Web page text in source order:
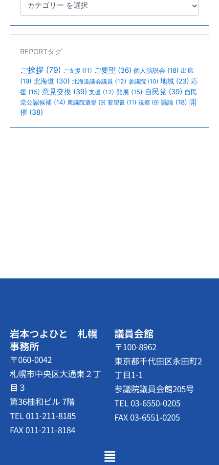
REPORTタグ
ご挨拶 (79) ご支援 (11) ご要望 (36) 個人演説会 (18) 出席
(19) 北海道 (30) 北海道議会議員 (12) 参議院 (10) 地域 (23) 応
援 (15) 意見交換 (39) 支援 (12) 発展 (15) 自民党 (39) 自民
党公認候補 (14) 衆議院選挙 (9) 要望書 (11) 視察 (9) 議論 (18) 開
催 (38)
岩本つよひと 札幌
事務所
〒060-0042
札幌市中央区大通東２丁
目３
第36桂和ビル 7階
TEL 011-211-8185
FAX 011-211-8184
議員会館
〒100-8962
東京都千代田区永田町2
丁目1-1
参議院議員会館205号
TEL 03-6550-0205
FAX 03-6551-0205
メ
ニ